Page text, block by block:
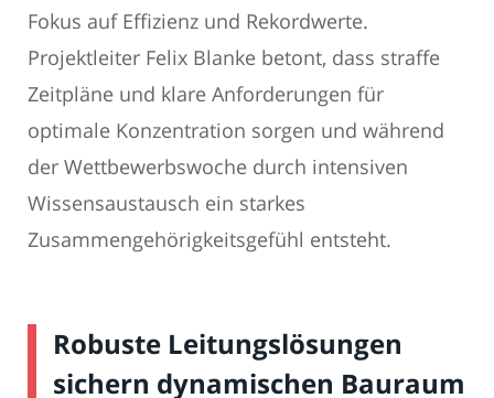
Fokus auf Effizienz und Rekordwerte.
Projektleiter Felix Blanke betont, dass straffe
Zeitpläne und klare Anforderungen für
optimale Konzentration sorgen und während
der Wettbewerbswoche durch intensiven
Wissensaustausch ein starkes
Zusammengehörigkeitsgefühl entsteht.
Robuste Leitungslösungen
sichern dynamischen Bauraum